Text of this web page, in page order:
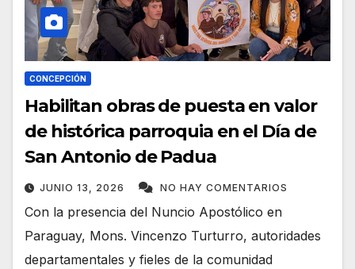
CONCEPCIÓN
Habilitan obras de puesta en valor
de histórica parroquia en el Día de
San Antonio de Padua
JUNIO 13, 2026 NO HAY COMENTARIOS
Con la presencia del Nuncio Apostólico en
Paraguay, Mons. Vincenzo Turturro, autoridades
departamentales y fieles de la comunidad